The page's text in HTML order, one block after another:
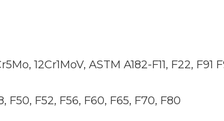
12Cr1MoV, ASTM A182-F11, F22, F91
F50, F52, F56, F60, F65, F70, F80